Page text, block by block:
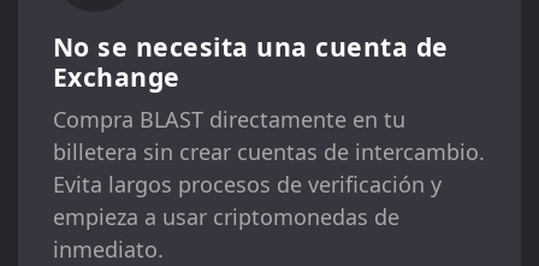
No se necesita una cuenta de
Exchange
Compra BLAST directamente en tu
billetera sin crear cuentas de intercambio.
Evita largos procesos de verificación y
empieza a usar criptomonedas de
inmediato.